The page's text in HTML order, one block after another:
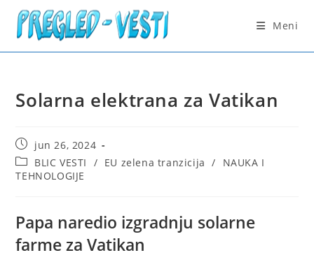
content
Meni
Solarna elektrana za Vatikan
Post
published:
jun 26, 2024
Post
category:
BLIC VESTI / EU zelena tranzicija /
NAUKA I
TEHNOLOGIJE
Papa naredio izgradnju solarne
farme za Vatikan